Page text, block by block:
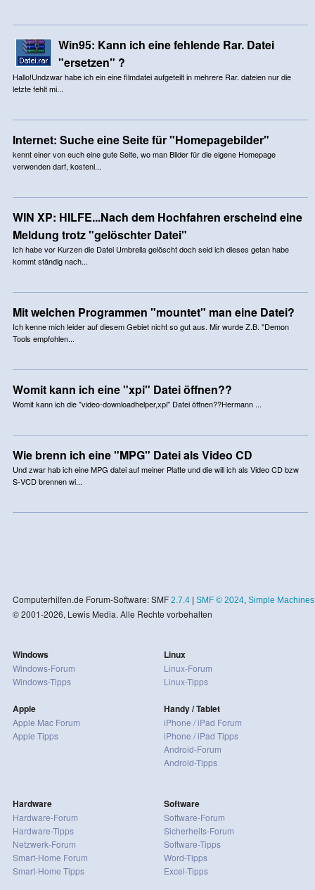
Win95: Kann ich eine fehlende Rar. Datei
"ersetzen" ?
Hallo!Undzwar habe ich ein eine filmdatei aufgeteilt in mehrere Rar. dateien nur die
letzte fehlt mi...
Internet: Suche eine Seite für "Homepagebilder"
kennt einer von euch eine gute Seite, wo man Bilder für die eigene Homepage
verwenden darf, kostenl...
WIN XP: HILFE...Nach dem Hochfahren erscheind eine
Meldung trotz "gelöschter Datei"
Ich habe vor Kurzen die Datei Umbrella gelöscht doch seid ich dieses getan habe
kommt ständig nach...
Mit welchen Programmen "mountet" man eine Datei?
Ich kenne mich leider auf diesem Gebiet nicht so gut aus. Mir wurde Z.B. "Demon
Tools empfohlen...
Womit kann ich eine "xpi" Datei öffnen??
Womit kann ich die "video-downloadhelper,xpi" Datei öffnen??Hermann ...
Wie brenn ich eine "MPG" Datei als Video CD
Und zwar hab ich eine MPG datei auf meiner Platte und die will ich als Video CD bzw
S-VCD brennen wi...
Computerhilfen.de Forum-Software: SMF 2.7.4| SMF © 2024, Simple Machines
© 2001-2026, Lewis Media. Alle Rechte vorbehalten
Windows
Windows-Forum
Windows-Tipps
Apple
Apple Mac Forum
Apple Tipps
Linux
Linux-Forum
Linux-Tipps
Handy / Tablet
iPhone / iPad Forum
iPhone / iPad Tipps
Android-Forum
Android-Tipps
Hardware
Hardware-Forum
Hardware-Tipps
Netzwerk-Forum
Smart-Home Forum
Smart-Home Tipps
Software
Software-Forum
Sicherheits-Forum
Software-Tipps
Word-Tipps
Excel-Tipps